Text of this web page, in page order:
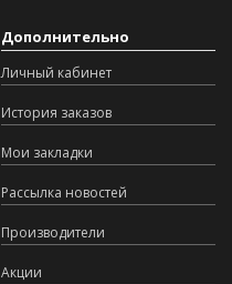
Дополнительно
Личный кабинет
История заказов
Мои закладки
Рассылка новостей
Производители
Акции